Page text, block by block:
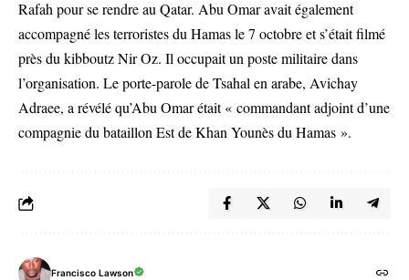
Rafah pour se rendre au Qatar. Abu Omar avait également
accompagné les terroristes du Hamas le 7 octobre et s’était filmé
près du kibboutz Nir Oz. Il occupait un poste militaire dans
l’organisation. Le porte-parole de Tsahal en arabe, Avichay
Adraee, a révélé qu’Abu Omar était « commandant adjoint d’une
compagnie du bataillon Est de Khan Younès du Hamas ».
Francisco Lawson